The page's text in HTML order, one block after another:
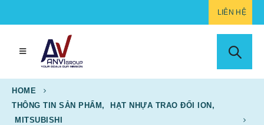
LIÊN HỆ
HOME
THÔNG TIN SẢN PHẨM , HẠT NHỰA TRAO ĐỔI ION ,
MITSUBISHI